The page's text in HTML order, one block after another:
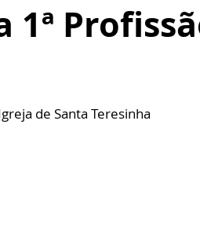
1ª
de Santa Teresinha